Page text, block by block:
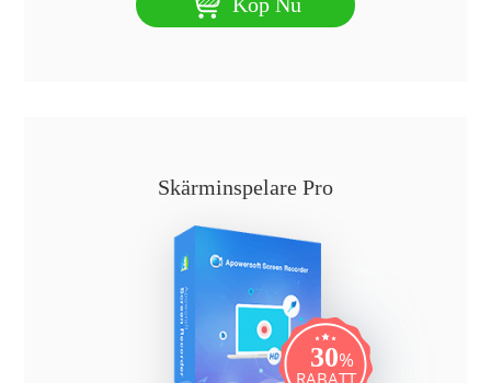
Skärminspelare Pro
30%